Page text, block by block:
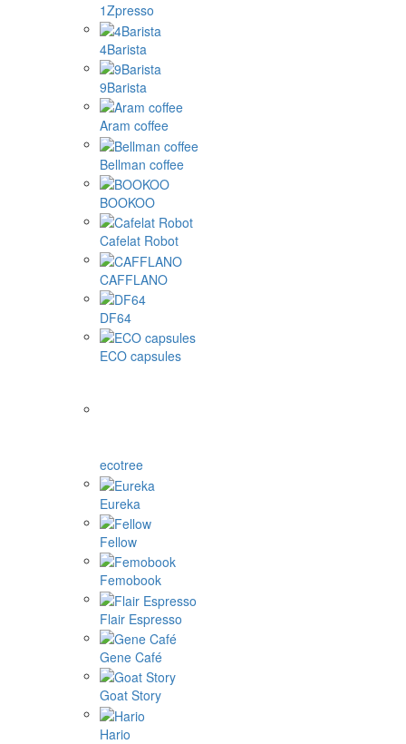
1Zpresso
4Barista
9Barista
Aram coffee
Bellman coffee
BOOKOO
Cafelat Robot
CAFFLANO
DF64
ECO capsules
ecotree
Eureka
Fellow
Femobook
Flair Espresso
Gene Café
Goat Story
Hario